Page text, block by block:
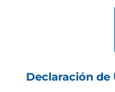
Declaración de